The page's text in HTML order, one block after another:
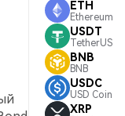
ETH
Ethereum
USDT
TetherUS
BNB
BNB
USDC
USD Coin
XRP